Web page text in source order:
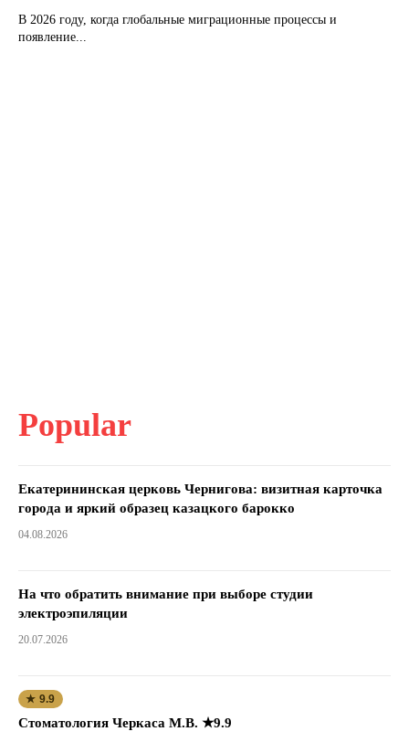
В 2026 году, когда глобальные миграционные процессы и
появление...
Popular
Екатерининская церковь Чернигова: визитная карточка
города и яркий образец казацкого барокко
04.08.2026
На что обратить внимание при выборе студии
электроэпиляции
20.07.2026
★ 9.9
Стоматология Черкаса М.В. ★9.9